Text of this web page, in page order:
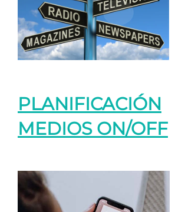
PLANIFICACIÓN
MEDIOS ON/OFF